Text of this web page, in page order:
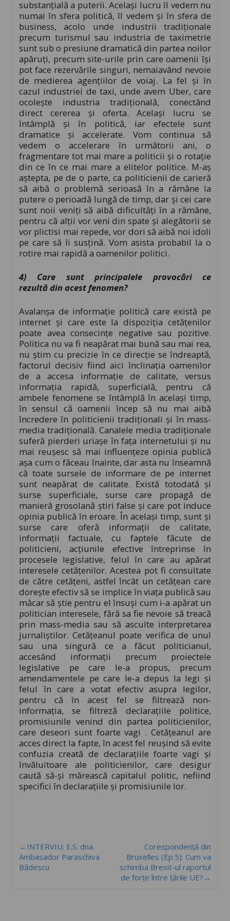
substanțială a puterii. Același lucru îl vedem nu
numai în sfera politică, îl vedem și în sfera de
business, acolo unde industrii tradiționale
precum turismul sau industria de taximetrie
sunt sub o presiune dramatică din partea noilor
apăruți, precum site-urile prin care oamenii își
pot face rezervările singuri, nemaiavând nevoie
de medierea agențiilor de voiaj. La fel și în
cazul industriei de taxi, unde avem Uber, care
ocolește industria tradițională, conectând
direct cererea și oferta. Același lucru se
întâmplă și în politică, iar efectele sunt
dramatice și accelerate. Vom continua să
vedem o accelerare în următorii ani, o
fragmentare tot mai mare a politicii și o rotație
din ce în ce mai mare a elitelor politice. M-aș
aștepta, pe de o parte, ca politicienii de carieră
să aibă o problemă serioasă în a rămâne la
putere o perioadă lungă de timp, dar și cei care
sunt noii veniți să aibă dificultăți în a rămâne,
pentru că alții vor veni din spate și alegătorii se
vor plictisi mai repede, vor dori să aibă noi idoli
pe care să îi susțină. Vom asista probabil la o
rotire mai rapidă a oamenilor politici.
4) Care sunt principalele provocări ce
rezultă din acest fenomen?
Avalanșa de informație politică care există pe
internet și care este la dispoziția cetățenilor
poate avea consecințe negative sau pozitive.
Politica nu va fi neapărat mai bună sau mai rea,
nu știm cu precizie în ce direcție se îndreaptă,
factorul decisiv fiind aici înclinația oamenilor
de a accesa informație de calitate, versus
informația rapidă, superficială, pentru că
ambele fenomene se întâmplă în același timp,
în sensul că oamenii încep să nu mai aibă
încredere în politicienii tradiționali și în mass-
media tradițională. Canalele media tradiționale
suferă pierderi uriașe în fața internetului și nu
mai reușesc să mai influențeze opinia publică
așa cum o făceau înainte, dar asta nu înseamnă
că toate sursele de informare de pe internet
sunt neapărat de calitate. Există totodată și
surse superficiale, surse care propagă de
manieră grosolană știri false și care pot induce
opinia publică în eroare. În același timp, sunt și
surse care oferă informații de calitate,
informații factuale, cu faptele făcute de
politicieni, acțiunile efective întreprinse în
procesele legislative, felul în care au apărat
interesele cetățenilor. Acestea pot fi consultate
de către cetățeni, astfel încât un cetățean care
dorește efectiv să se implice în viața publică sau
măcar să știe pentru el însuși cum i-a apărat un
politician interesele, fără sa fie nevoie să treacă
prin mass-media sau să asculte interpretarea
jurnaliștilor. Cetățeanul poate verifica de unul
sau una singură ce a făcut politicianul,
accesând informații precum proiectele
legislative pe care le-a propus, precum
amendamentele pe care le-a depus la legi și
felul în care a votat efectiv asupra legilor,
pentru că în acest fel se filtrează non-
informația, se filtreză declarațiile politice,
promisiunile venind din partea politicienilor,
care deseori sunt foarte vagi . Cetățeanul are
acces direct la fapte, în acest fel reușind să evite
confuzia creată de declarațiile foarte vagi și
învăluitoare ale politicienilor, care desigur
caută să-și mărească capitalul politic, nefiind
specifici în declarațiile și promisiunile lor.
←INTERVIU: E.S. dna.
Ambasador Paraschiva
Bădescu
Corespondență din
Bruxelles (Ep.5): Cum va
schimba Brexit-ul raportul
de forțe între țările UE?→